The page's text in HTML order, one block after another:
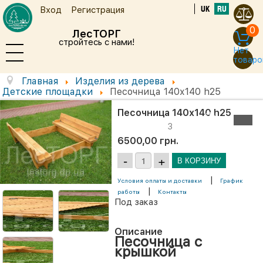
ЛесТОРГ
стройтесь с нами!
Вход Регистрация UK RU
0
Нет
Главная
Изделия из дерева
Детские площадки
Песочница 140х140 h25
Песочница 140х140 h25
3
6500,00 грн.
Условия оплаты и доставки |
График
работы
| Контакты
Под заказ
Описание
Песочница с
крышкой